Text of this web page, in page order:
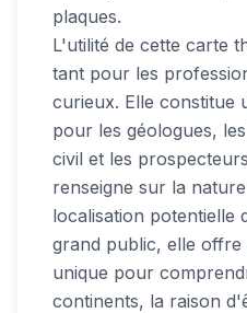
plaques.
L'utilité de cette carte
tant pour les
curieux. Elle constitue
pour les géologues,
civil et les
renseigne sur la
localisation potentielle
grand public, elle
unique pour
continents, la raison